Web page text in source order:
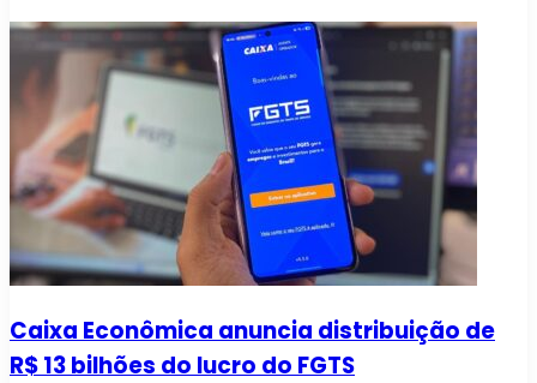
Caixa Econômica anuncia distribuição de
R$ 13 bilhões do lucro do FGTS